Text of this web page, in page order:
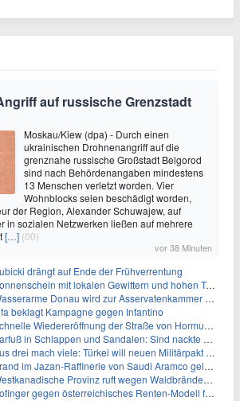
auf russische Grenzstadt
Moskau/Kiew (dpa) - Durch einen
ukrainischen Drohnenangriff auf die
grenznahe russische Großstadt Belgorod
sind nach Behördenangaben mindestens
13 Menschen verletzt worden. Vier
Wohnblocks seien beschädigt worden,
der Region, Alexander Schuwajew, auf
in sozialen Netzwerken ließen auf mehrere
[…] (00)
vor 38 Minuten
drängt auf Ende der Frühverrentung
mit lokalen Gewittern und hohen Temperaturen
Donau wird zur Asservatenkammer der Geschichte
beklagt Kampagne gegen Infantino
Wiedereröffnung der Straße von Hormus ungewiss
in Schlappen und Sandalen: Sind nackte Füße eklig?
drei mach viele: Türkei will neuen Militärpakt erweitern
im Jazan-Raffinerie von Saudi Aramco gelöscht: Auswirkungen auf die Energiemärkte
Provinz ruft wegen Waldbränden Notstand aus
gegen österreichisches Renten-Modell für Schwerarbeiter